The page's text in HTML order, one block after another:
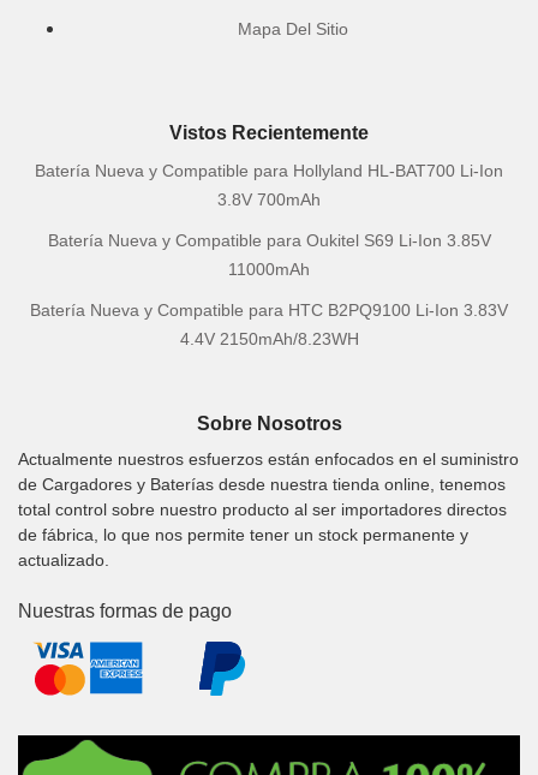
Mapa Del Sitio
Vistos Recientemente
Batería Nueva y Compatible para Hollyland HL-BAT700 Li-Ion
3.8V 700mAh
Batería Nueva y Compatible para Oukitel S69 Li-Ion 3.85V
11000mAh
Batería Nueva y Compatible para HTC B2PQ9100 Li-Ion 3.83V
4.4V 2150mAh/8.23WH
Sobre Nosotros
Actualmente nuestros esfuerzos están enfocados en el suministro
de Cargadores y Baterías desde nuestra tienda online, tenemos
total control sobre nuestro producto al ser importadores directos
de fábrica, lo que nos permite tener un stock permanente y
actualizado.
Nuestras formas de pago